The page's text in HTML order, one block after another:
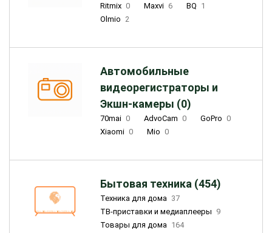
Ritmix 0 Maxvi 6 BQ 1
Olmio 2
Автомобильные
видеорегистраторы и
Экшн-камеры (0)
70mai 0 AdvoCam 0 GoPro 0
Xiaomi 0 Mio 0
Бытовая техника (454)
Техника для дома 37
ТВ-приставки и медиаплееры 9
Товары для дома 164